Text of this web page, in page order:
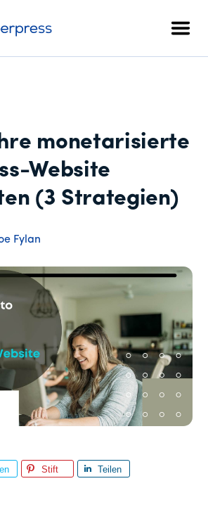
monetarisierte
Website
(3 Strategien)
Fylan
Stift
Teilen